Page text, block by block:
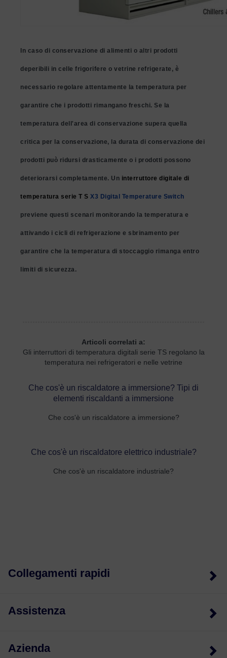
In caso di conservazione di alimenti o altri prodotti
deperibili in celle frigorifere o vetrine refrigerate, è
necessario regolare attentamente la temperatura per
garantire che i prodotti rimangano freschi. Se la
temperatura dell'area di conservazione supera quella
critica per la conservazione, la durata di conservazione dei
prodotti può ridursi drasticamente o i prodotti possono
deteriorarsi completamente. Un interruttore digitale di
temperatura serie T S X3 Digital Temperature Switch
previene questi scenari monitorando la temperatura e
attivando i cicli di refrigerazione e sbrinamento per
garantire che la temperatura di stoccaggio rimanga entro
limiti di sicurezza.
Articoli correlati a:
Gli interruttori di temperatura digitali serie TS regolano la
temperatura nei refrigeratori e nelle vetrine
Che cos'è un riscaldatore a immersione? Tipi di
elementi riscaldanti a immersione
Che cos'è un riscaldatore a immersione?
Che cos'è un riscaldatore elettrico industriale?
Che cos'è un riscaldatore industriale?
Collegamenti rapidi
Assistenza
Azienda